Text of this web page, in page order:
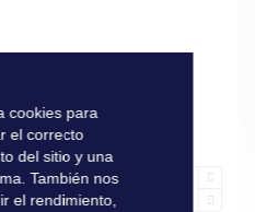
cookies para
el correcto
del sitio y una
También nos
el rendimiento,